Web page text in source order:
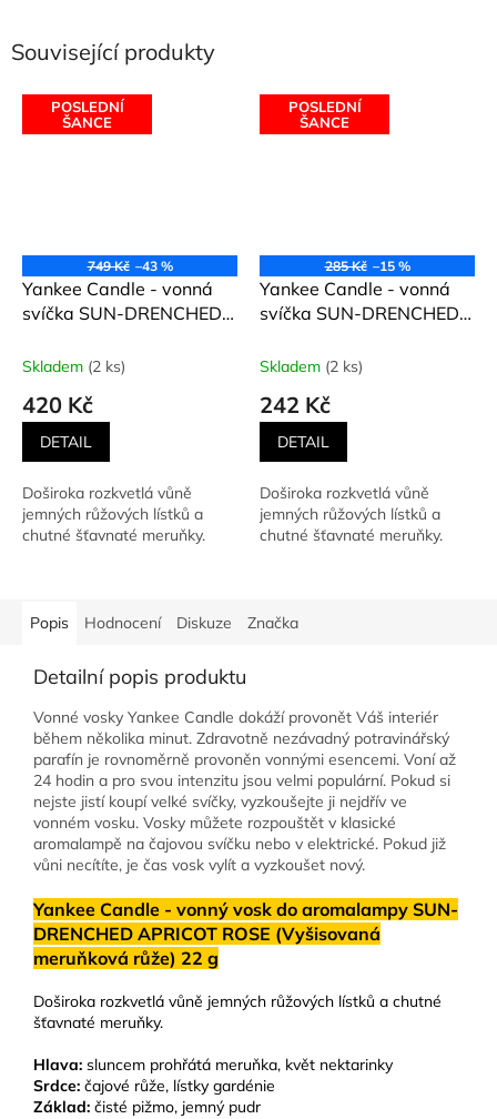
Související produkty
POSLEDNÍ
ŠANCE
749 Kč –43 %
Yankee Candle - vonná
svíčka SUN-DRENCHED
meruňková růže) 411 g
Skladem (2 ks)
420 Kč
DETAIL
Doširoka rozkvetlá vůně
jemných růžových lístků a
chutné šťavnaté meruňky.
POSLEDNÍ
ŠANCE
285 Kč –15 %
Yankee Candle - vonná
svíčka SUN-DRENCHED
meruňková růže) 104 g
Skladem (2 ks)
242 Kč
DETAIL
Doširoka rozkvetlá vůně
jemných růžových lístků a
chutné šťavnaté meruňky.
Popis Hodnocení Diskuze Značka
Detailní popis produktu
Vonné vosky Yankee Candle dokáží provonět Váš interiér
během několika minut. Zdravotně nezávadný potravinářský
parafín je rovnoměrně provoněn vonnými esencemi. Voní až
24 hodin a pro svou intenzitu jsou velmi populární. Pokud si
nejste jistí koupí velké svíčky, vyzkoušejte ji nejdřív ve
vonném vosku. Vosky můžete rozpouštět v klasické
aromalampě na čajovou svíčku nebo v elektrické. Pokud již
vůni necítíte, je čas vosk vylít a vyzkoušet nový.
Yankee Candle - vonný vosk do aromalampy SUN-
DRENCHED APRICOT ROSE (Vyšisovaná
meruňková růže) 22 g
Doširoka rozkvetlá vůně jemných růžových lístků a chutné
šťavnaté meruňky.
Hlava: sluncem prohřátá meruňka, květ nektarinky
Srdce: čajové růže, lístky gardénie
Základ: čisté pižmo, jemný pudr